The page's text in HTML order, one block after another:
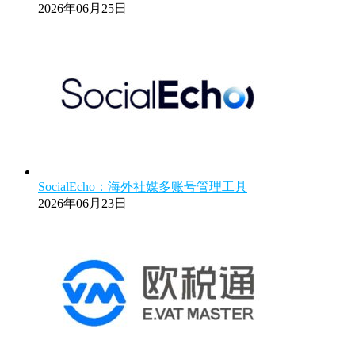
2026年06月25日
SocialEcho：海外社媒多账号管理工具
2026年06月23日